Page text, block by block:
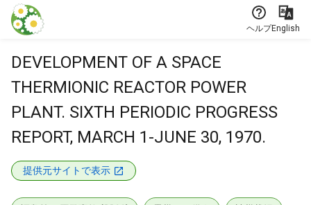
本文に飛ぶ
ヘルプEnglish
DEVELOPMENT OF A SPACE
THERMIONIC REACTOR POWER
PLANT. SIXTH PERIODIC PROGRESS
REPORT, MARCH 1-JUNE 30, 1970.
提供元サイトで表示